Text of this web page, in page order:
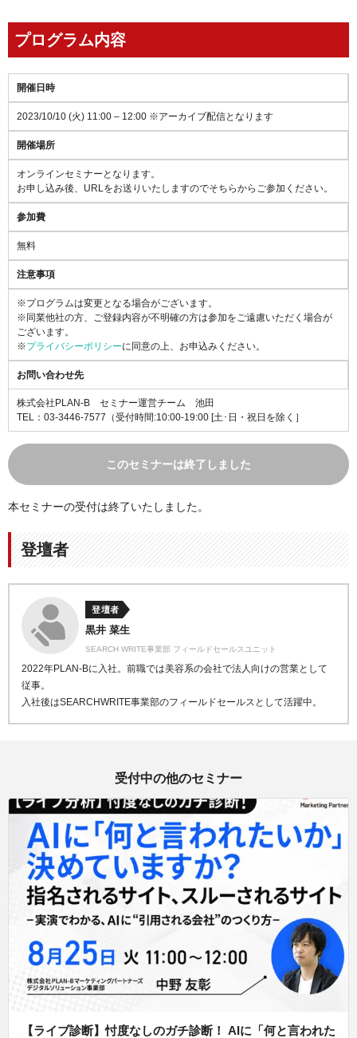
プログラム内容
開催日時
2023/10/10 (火) 11:00 – 12:00 ※アーカイブ配信となります
開催場所
オンラインセミナーとなります。
お申し込み後、URLをお送りいたしますのでそちらからご参加ください。
参加費
無料
注意事項
※プログラムは変更となる場合がございます。
※同業他社の方、ご登録内容が不明確の方は参加をご遠慮いただく場合が
ございます。
※プライバシーポリシーに同意の上、お申込みください。
お問い合わせ先
株式会社PLAN-B セミナー運営チーム 池田
TEL：03-3446-7577（受付時間:10:00-19:00 [土･日・祝日を除く］
このセミナーは終了しました
本セミナーの受付は終了いたしました。
登壇者
登壇者
黒井 菜生
SEARCH WRITE事業部 フィールドセールスユニット
2022年PLAN-Bに入社。前職では美容系の会社で法人向けの営業として
従事。
入社後はSEARCHWRITE事業部のフィールドセールスとして活躍中。
受付中の他のセミナー
【ライブ診断】忖度なしのガチ診断！ AIに「何と言われた